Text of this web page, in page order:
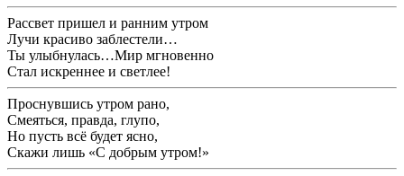
Рассвет пришел и ранним утром
Лучи красиво заблестели…
Ты улыбнулась…Мир мгновенно
Стал искреннее и светлее!
Проснувшись утром рано,
Смеяться, правда, глупо,
Но пусть всё будет ясно,
Скажи лишь «С добрым утром!»